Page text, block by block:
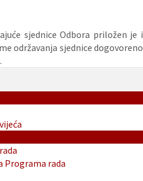
sjednice Odbora priložen je i
održavanja sjednice dogovoreno
Programa rada